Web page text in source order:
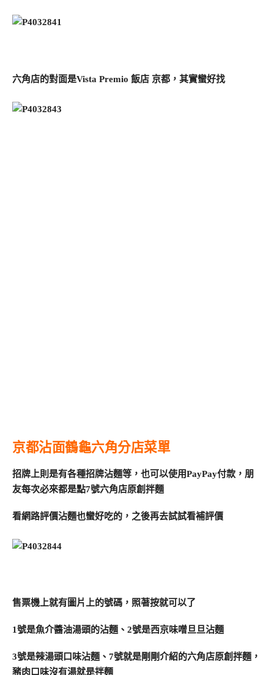
六角店的對面是Vista Premio 飯店 京都，其實蠻好找
京都沾面鶴龜六角分店菜單
招牌上則是有各種招牌沾麵等，也可以使用PayPay付款，朋
友每次必來都是點7號六角店原創拌麵
看網路評價沾麵也蠻好吃的，之後再去試試看補評價
售票機上就有圖片上的號碼，照著按就可以了
1號是魚介醬油湯頭的沾麵、2號是西京味噌旦旦沾麵
3號是辣湯頭口味沾麵、7號就是剛剛介紹的六角店原創拌麵，
豬肉口味沒有湯就是拌麵